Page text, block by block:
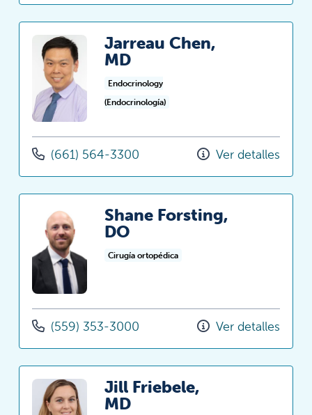
Jarreau Chen,
MD
Endocrinology
(Endocrinología)
(661) 564-3300 Ver detalles
Shane Forsting,
DO
Cirugía ortopédica
(559) 353-3000 Ver detalles
Jill Friebele,
MD